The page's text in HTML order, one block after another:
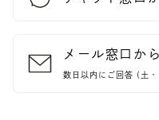
メール窓口か
数日以内にご回答 (土